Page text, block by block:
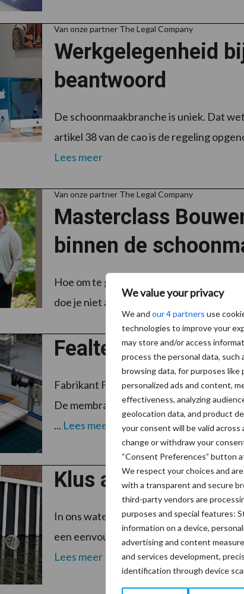
We value your privacy
We and our 4 partners use
technologies to improve your
may store and/or access
process the personal data, such
browsing data, for purposes like
personalized ads and content,
effectiveness, analyzing
geolocation data, and product
your consent will be valid across
change or withdraw your
“Consent Preferences” button
We respect your choices and
with a transparent and secure
third-party vendors are
purposes and special features:
information on a device,
advertising and content
and services development,
identification through device
Van onze partner The Legal Company
Werkgelegenheid
beantwoord
De schoonmaakbranche is uniek. Dat
artikel 38 van de cao is de regeling
Lees meer
Van onze partner The Legal Company
Masterclass
binnen de
Hoe om te gaan met arbeidsconflicten
doe je niet alleen, daar heb je collega’s
Fealter start met
Fabrikant Fealter uit Harderwijk is op
De membranen vormen de basis van
... Lees meer
Klus aan het
In ons waterrijke land is het regelmatig
een eenvoudige oplossing: ProVlot.
Lees meer